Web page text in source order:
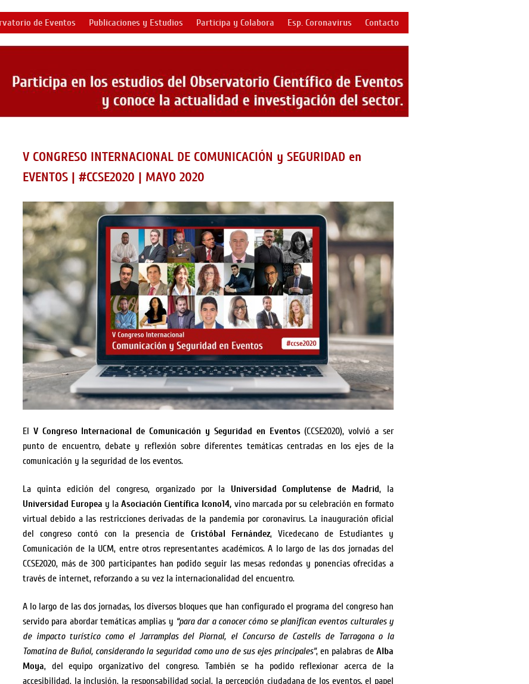
de Eventos Publicaciones y Estudios Participa y Colabora Esp. Coronavirus Contacto
V CONGRESO INTERNACIONAL DE COMUNICACIÓN y SEGURIDAD en
EVENTOS | #CCSE2020 | MAYO 2020
El V Congreso Internacional de Comunicación y Seguridad en Eventos (CCSE2020), volvió a ser
punto de encuentro, debate y reflexión sobre diferentes temáticas centradas en los ejes de la
comunicación y la seguridad de los eventos.
La quinta edición del congreso, organizado por la Universidad Complutense de Madrid, la
Universidad Europea y laAsociación Científica Icono14, vino marcada por su celebración en formato
virtual debido a las restricciones derivadas de la pandemia por coronavirus. La inauguración oficial
del congreso contó con la presencia de Cristóbal Fernández, Vicedecano de Estudiantes y
Comunicación de la UCM, entre otros representantes académicos. A lo largo de las dos jornadas del
CCSE2020, más de 300 participantes han podido seguir las mesas redondas y ponencias ofrecidas a
través de internet, reforzando a su vez la internacionalidad del encuentro.
A lo largo de las dos jornadas, los diversos bloques que han configurado el programa del congreso han
servido para abordar temáticas amplias y “para dar a conocer cómo se planifican eventos culturales y
de impacto turístico como el Jarramplas del Piornal, el Concurso de Castells de Tarragona o la
Tomatina de Buñol, considerando la seguridad como uno de sus ejes principales”, en palabras deAlba
Moya, del equipo organizativo del congreso. También se ha podido reflexionar acerca de la
accesibilidad, la inclusión, la responsabilidad social, la percepción ciudadana de los eventos, el papel